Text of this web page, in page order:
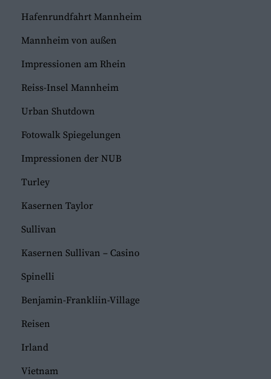
Hafenrundfahrt Mannheim
Mannheim von außen
Impressionen am Rhein
Reiss-Insel Mannheim
Urban Shutdown
Fotowalk Spiegelungen
Impressionen der NUB
Turley
Kasernen Taylor
Sullivan
Kasernen Sullivan – Casino
Spinelli
Benjamin-Frankliin-Village
Reisen
Irland
Vietnam